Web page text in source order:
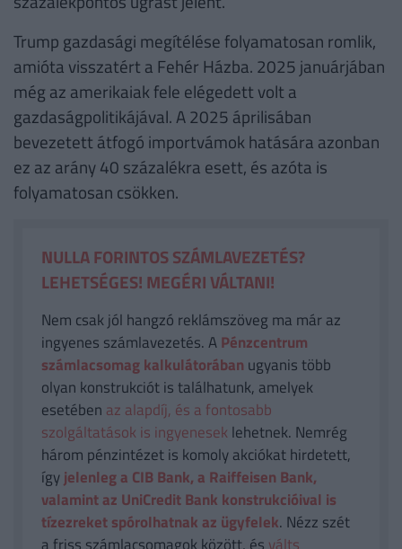
Trump gazdasági megítélése folyamatosan romlik,
amióta visszatért a Fehér Házba. 2025 januárjában
még az amerikaiak fele elégedett volt a
gazdaságpolitikájával. A 2025 áprilisában
bevezetett átfogó importvámok hatására azonban
ez az arány 40 százalékra esett, és azóta is
folyamatosan csökken.
NULLA FORINTOS SZÁMLAVEZETÉS?
LEHETSÉGES! MEGÉRI VÁLTANI!
Nem csak jól hangzó reklámszöveg ma már az
ingyenes számlavezetés. APénzcentrum
számlacsomag kalkulátorában ugyanis több
olyan konstrukciót is találhatunk, amelyek
esetében az alapdíj, és a fontosabb
szolgáltatások is ingyenesek lehetnek. Nemrég
három pénzintézet is komoly akciókat hirdetett,
ígyjelenleg a CIB Bank, a Raiffeisen Bank,
valamint az UniCredit Bank konstrukcióival is
tízezreket spórolhatnak az ügyfelek. Nézz szét
a friss számlacsomagok között, és válts